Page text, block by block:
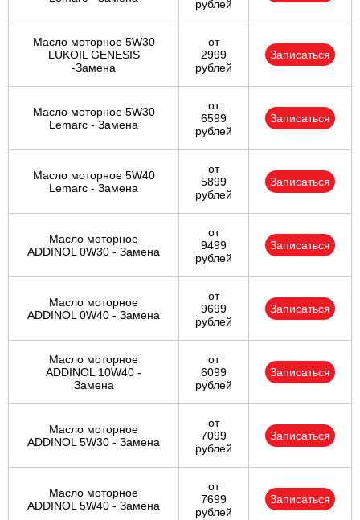
рублей
Масло моторное 5W30
LUKOIL GENESIS
-Замена
от
2999
рублей
Записаться
Масло моторное 5W30
Lemarc - Замена
от
6599
рублей
Записаться
Масло моторное 5W40
Lemarc - Замена
от
5899
рублей
Записаться
Масло моторное
ADDINOL 0W30 - Замена
от
9499
рублей
Записаться
Масло моторное
ADDINOL 0W40 - Замена
от
9699
рублей
Записаться
Масло моторное
ADDINOL 10W40 -
Замена
от
6099
рублей
Записаться
Масло моторное
ADDINOL 5W30 - Замена
от
7099
рублей
Записаться
Масло моторное
ADDINOL 5W40 - Замена
от
7699
рублей
Записаться